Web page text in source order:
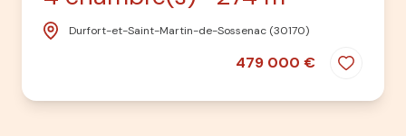
Durfort-et-Saint-Martin-de-Sossenac (30170)
479 000 €